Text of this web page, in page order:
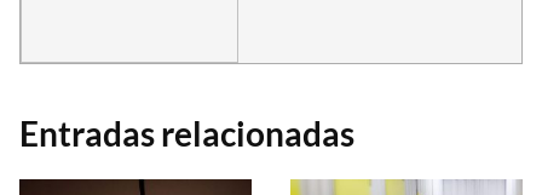
Entradas relacionadas